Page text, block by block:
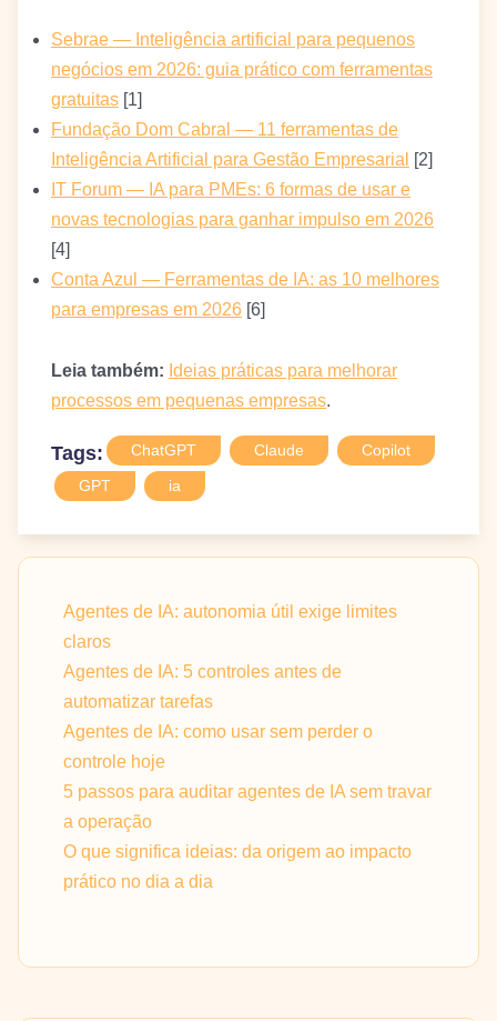
Sebrae — Inteligência artificial para pequenos
negócios em 2026: guia prático com ferramentas
gratuitas [1]
Fundação Dom Cabral — 11 ferramentas de
Inteligência Artificial para Gestão Empresarial
[2]
IT Forum — IA para PMEs: 6 formas de usar e
novas tecnologias para ganhar impulso em 2026
[4]
Conta Azul — Ferramentas de IA: as 10 melhores
para empresas em 2026 [6]
Leia também: Ideias práticas para melhorar
processos em pequenas empresas.
Tags: ChatGPT Claude
Copilot
GPT
ia
Agentes de IA: autonomia útil exige limites
claros
Agentes de IA: 5 controles antes de
automatizar tarefas
Agentes de IA: como usar sem perder o
controle hoje
5 passos para auditar agentes de IA sem travar
a operação
O que significa ideias: da origem ao impacto
prático no dia a dia